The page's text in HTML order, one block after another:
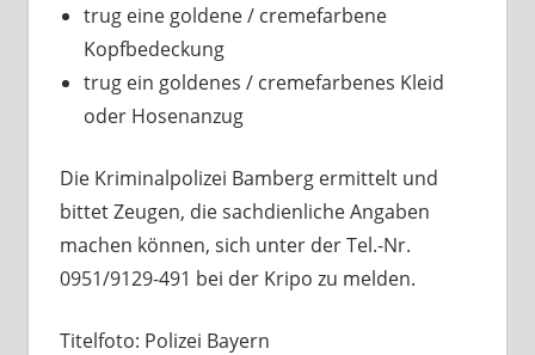
trug eine goldene / cremefarbene
Kopfbedeckung
trug ein goldenes / cremefarbenes Kleid
oder Hosenanzug
Die Kriminalpolizei Bamberg ermittelt und
bittet Zeugen, die sachdienliche Angaben
machen können, sich unter der Tel.-Nr.
0951/9129-491 bei der Kripo zu melden.
Titelfoto: Polizei Bayern